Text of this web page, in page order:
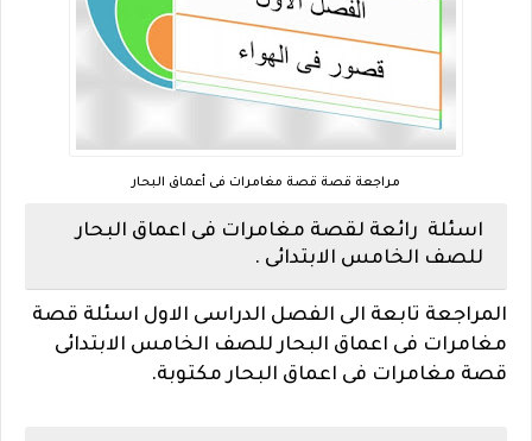
مراجعة قصة قصة مغامرات فى أعماق البحار
اسئلة رائعة لقصة مغامرات فى اعماق البحار
للصف الخامس الابتدائى .
المراجعة تابعة الى الفصل الدراسى الاول اسئلة قصة
مغامرات فى اعماق البحار للصف الخامس الابتدائى
قصة مغامرات فى اعماق البحار مكتوبة.